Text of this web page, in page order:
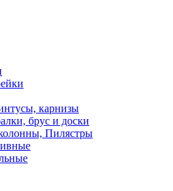
карнизы
брус и доски
Пилястры